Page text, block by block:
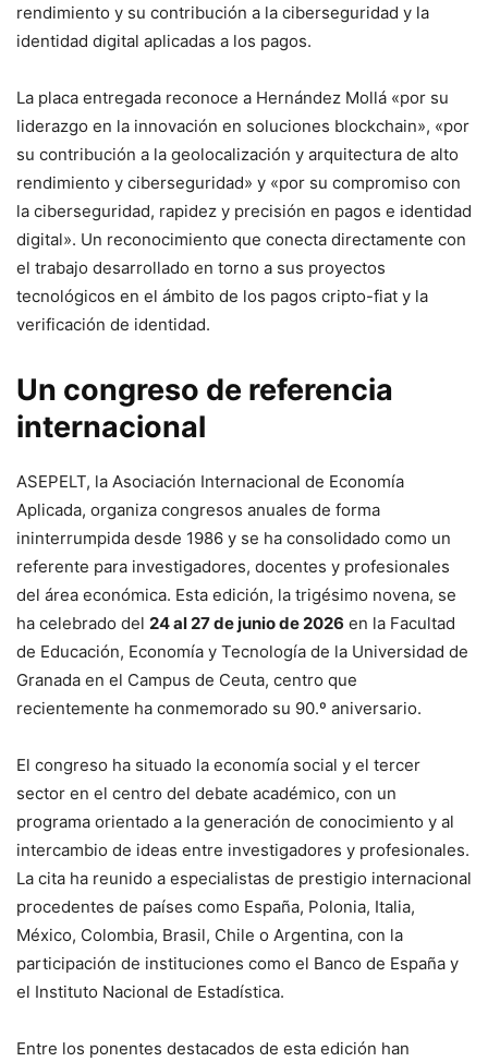
rendimiento y su contribución a la ciberseguridad y la
identidad digital aplicadas a los pagos.
La placa entregada reconoce a Hernández Mollá «por su
liderazgo en la innovación en soluciones blockchain», «por
su contribución a la geolocalización y arquitectura de alto
rendimiento y ciberseguridad» y «por su compromiso con
la ciberseguridad, rapidez y precisión en pagos e identidad
digital». Un reconocimiento que conecta directamente con
el trabajo desarrollado en torno a sus proyectos
tecnológicos en el ámbito de los pagos cripto-fiat y la
verificación de identidad.
Un congreso de referencia
internacional
ASEPELT, la Asociación Internacional de Economía
Aplicada, organiza congresos anuales de forma
ininterrumpida desde 1986 y se ha consolidado como un
referente para investigadores, docentes y profesionales
del área económica. Esta edición, la trigésimo novena, se
ha celebrado del 24 al 27 de junio de 2026 en la Facultad
de Educación, Economía y Tecnología de la Universidad de
Granada en el Campus de Ceuta, centro que
recientemente ha conmemorado su 90.º aniversario.
El congreso ha situado la economía social y el tercer
sector en el centro del debate académico, con un
programa orientado a la generación de conocimiento y al
intercambio de ideas entre investigadores y profesionales.
La cita ha reunido a especialistas de prestigio internacional
procedentes de países como España, Polonia, Italia,
México, Colombia, Brasil, Chile o Argentina, con la
participación de instituciones como el Banco de España y
el Instituto Nacional de Estadística.
Entre los ponentes destacados de esta edición han